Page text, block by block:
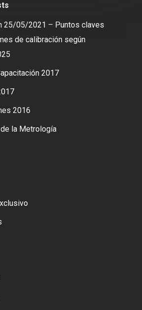
25/05/2021 – Puntos claves
de calibración según
2017
2016
la Metrología